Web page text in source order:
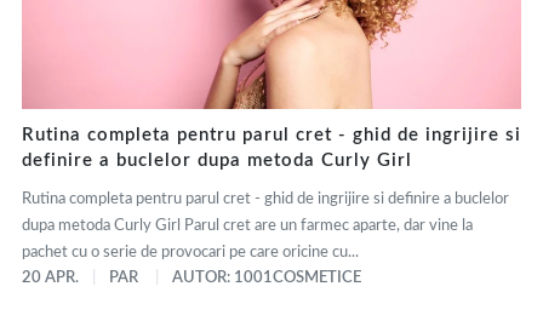
Rutina completa pentru parul cret - ghid de ingrijire si
definire a buclelor dupa metoda Curly Girl
Rutina completa pentru parul cret - ghid de ingrijire si definire a buclelor
dupa metoda Curly Girl Parul cret are un farmec aparte, dar vine la
pachet cu o serie de provocari pe care oricine cu...
20 APR.
PAR AUTOR: 1001COSMETICE